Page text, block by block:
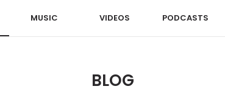
MUSIC VIDEOS PODCASTS
BLOG